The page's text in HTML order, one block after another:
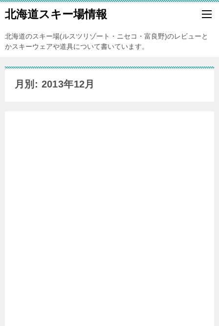
北海道スキー場情報
北海道のスキー場(ルスツリゾート・ニセコ・富良野)のレビューと
かスキーウェアや道具について書いています。
月別: 2013年12月